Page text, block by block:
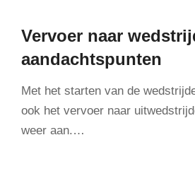
Vervoer naar
aandachtspunten
Met het starten van de
ook het vervoer naar
weer aan.…